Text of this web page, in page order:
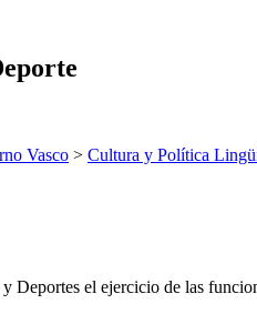
Vasco > Cultura y Política
el ejercicio de las